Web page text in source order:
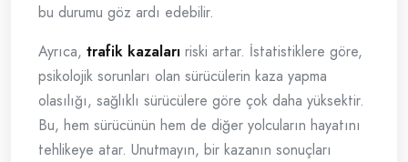
bu durumu göz ardı edebilir.
Ayrıca, trafik kazaları riski artar. İstatistiklere göre,
psikolojik sorunları olan sürücülerin kaza yapma
olasılığı, sağlıklı sürücülere göre çok daha yüksektir.
Bu, hem sürücünün hem de diğer yolcuların hayatını
tehlikeye atar. Unutmayın, bir kazanın sonuçları